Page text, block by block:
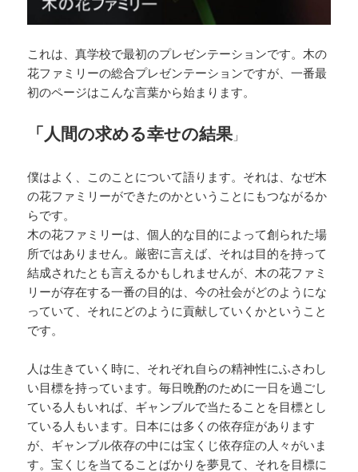
これは、真学校で最初のプレゼンテーションです。木の
花ファミリーの総合プレゼンテーションですが、一番最
初のページはこんな言葉から始まります。
「人間の求める幸せの結果 」
僕はよく、このことについて語ります。それは、なぜ木
の花ファミリーができたのかということにもつながるか
らです。
木の花ファミリーは、個人的な目的によって創られた場
所ではありません。厳密に言えば、それは目的を持って
結成されたとも言えるかもしれませんが、木の花ファミ
リーが存在する一番の目的は、今の社会がどのようにな
っていて、それにどのように貢献していくかということ
です。
人は生きていく時に、それぞれ自らの精神性にふさわし
い目標を持っています。毎日晩酌のために一日を過ごし
ている人もいれば、ギャンブルで当たることを目標とし
ている人もいます。日本には多くの依存症があります
が、ギャンブル依存の中には宝くじ依存症の人々がいま
す。宝くじを当てることばかりを夢見て、それを目標に